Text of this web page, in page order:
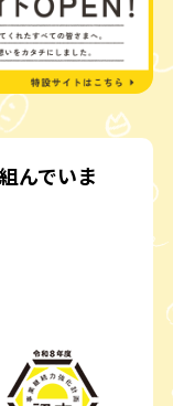
んでいま